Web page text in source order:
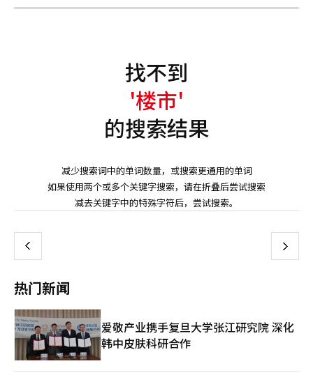
找不到
'楼市'
的搜索结果
减少搜索词中的单词数量，或搜索更通用的单词
如果使用两个或多个关键字搜索，请在折叠后尝试搜索
减去关键字中的特殊字符后，尝试搜索。
上 下
热门新闻
爱敬产业携手复旦大学张江研究院 深化
韩中皮肤科研合作